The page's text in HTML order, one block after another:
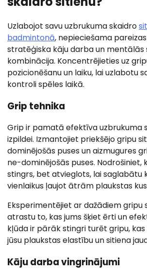
Uzlabojot savu uzbrukuma skaidro
badmintonā, nepieciešama
stratēģiska kāju darba un mentālās
kombinācija. Koncentrējieties uz
pozicionēšanu un laiku, lai uzlabotu
kontroli spēles laikā.
Grip tehnika
Grip ir pamatā efektīva uzbrukuma
izpildei. Izmantojiet priekšējo gripu
dominējošās puses un aizmugures
ne-dominējošās puses. Nodrošiniet,
stingrs, bet atvieglots, lai saglabātu
vienlaikus ļaujot ātrām plaukstas
Eksperimentējiet ar dažādiem gripu
atrastu to, kas jums šķiet ērti un
kļūda ir pārāk stingri turēt gripu,
jūsu plaukstas elastību un sitiena
Kāju darba vingrinājumi